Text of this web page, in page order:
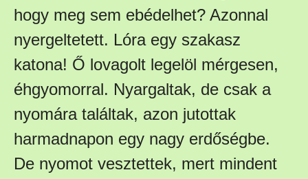
hogy meg sem ebédelhet? Azonnal
nyergeltetett. Lóra egy szakasz
katona! Ő lovagolt legelöl mérgesen,
éhgyomorral. Nyargaltak, de csak a
nyomára találtak, azon jutottak
harmadnapon egy nagy erdőségbe.
De nyomot vesztettek, mert mindent